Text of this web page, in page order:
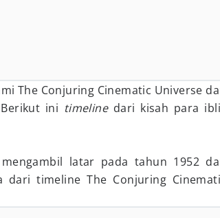
The Conjuring Cinematic Universe
ini timelinedari kisah para
latar pada tahun 1952
dari timeline The Conjuring